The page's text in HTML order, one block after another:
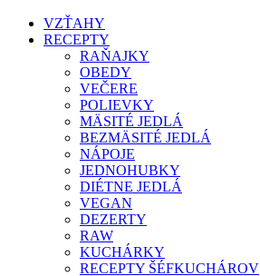
VZŤAHY
RECEPTY
RAŇAJKY
OBEDY
VEČERE
POLIEVKY
MÄSITÉ JEDLÁ
BEZMÄSITÉ JEDLÁ
NÁPOJE
JEDNOHUBKY
DIÉTNE JEDLÁ
VEGAN
DEZERTY
RAW
KUCHÁRKY
RECEPTY ŠÉFKUCHÁROV